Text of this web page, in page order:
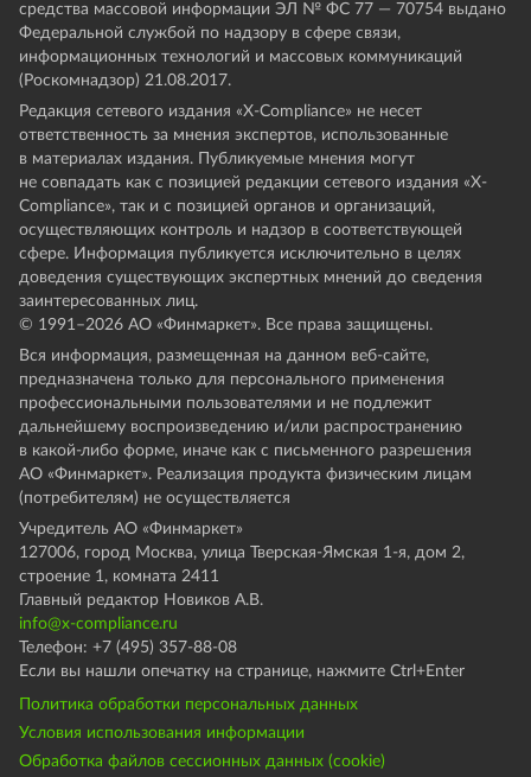
средства массовой информации ЭЛ № ФС 77 — 70754 выдано
Федеральной службой по надзору в сфере связи,
информационных технологий и массовых коммуникаций
(Роскомнадзор) 21.08.2017.
Редакция сетевого издания «X-Compliance» не несет
ответственность за мнения экспертов, использованные
в материалах издания. Публикуемые мнения могут
не совпадать как с позицией редакции сетевого издания «X-
Compliance», так и с позицией органов и организаций,
осуществляющих контроль и надзор в соответствующей
сфере. Информация публикуется исключительно в целях
доведения существующих экспертных мнений до сведения
заинтересованных лиц.
© 1991–2026 АО «Финмаркет». Все права защищены.
Вся информация, размещенная на данном веб-сайте,
предназначена только для персонального применения
профессиональными пользователями и не подлежит
дальнейшему воспроизведению и/или распространению
в какой-либо форме, иначе как с письменного разрешения
АО «Финмаркет». Реализация продукта физическим лицам
(потребителям) не осуществляется
Учредитель АО «Финмаркет»
127006, город Москва, улица Тверская-Ямская 1-я, дом 2,
строение 1, комната 2411
Главный редактор Новиков А.В.
info@x-compliance.ru
Телефон: +7 (495) 357-88-08
Если вы нашли опечатку на странице, нажмите Ctrl+Enter
Политика обработки персональных данных
Условия использования информации
Обработка файлов сессионных данных (cookie)